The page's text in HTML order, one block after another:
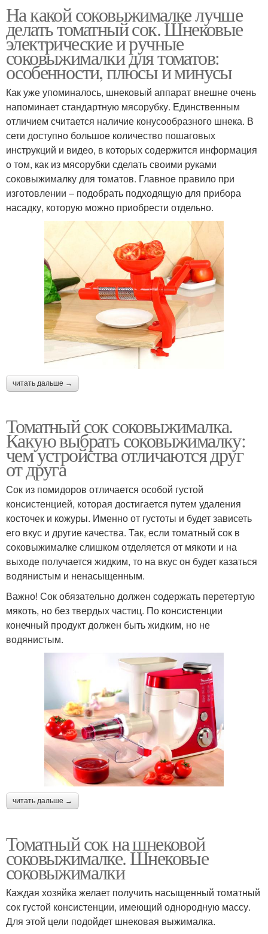
На какой соковыжималке лучше
делать томатный сок. Шнековые
электрические и ручные
соковыжималки для томатов:
особенности, плюсы и минусы
Как уже упоминалось, шнековый аппарат внешне очень
напоминает стандартную мясорубку. Единственным
отличием считается наличие конусообразного шнека. В
сети доступно большое количество пошаговых
инструкций и видео, в которых содержится информация
о том, как из мясорубки сделать своими руками
соковыжималку для томатов. Главное правило при
изготовлении – подобрать подходящую для прибора
насадку, которую можно приобрести отдельно.
читать дальше →
Томатный сок соковыжималка.
Какую выбрать соковыжималку:
чем устройства отличаются друг
от друга
Сок из помидоров отличается особой густой
консистенцией, которая достигается путем удаления
косточек и кожуры. Именно от густоты и будет зависеть
его вкус и другие качества. Так, если томатный сок в
соковыжималке слишком отделяется от мякоти и на
выходе получается жидким, то на вкус он будет казаться
водянистым и ненасыщенным.
Важно! Сок обязательно должен содержать перетертую
мякоть, но без твердых частиц. По консистенции
конечный продукт должен быть жидким, но не
водянистым.
читать дальше →
Томатный сок на шнековой
соковыжималке. Шнековые
соковыжималки
Каждая хозяйка желает получить насыщенный томатный
сок густой консистенции, имеющий однородную массу.
Для этой цели подойдет шнековая выжималка.